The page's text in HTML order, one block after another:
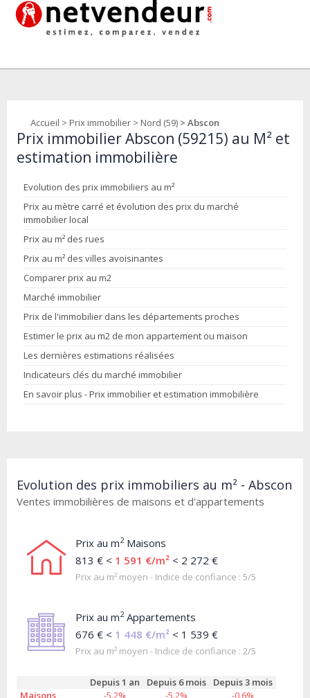
Accueil > Prix immobilier > Nord (59) > Abscon
Prix immobilier Abscon (59215) au M² et
estimation immobilière
Evolution des prix immobiliers au m²
Prix au mètre carré et évolution des prix du marché
immobilier local
Prix au m² des rues
Prix au m² des villes avoisinantes
Comparer prix au m2
Marché immobilier
Prix de l'immobilier dans les départements proches
Estimer le prix au m2 de mon appartement ou maison
Les dernières estimations réalisées
Indicateurs clés du marché immobilier
En savoir plus - Prix immobilier et estimation immobilière
Evolution des prix immobiliers au m² - Abscon
Ventes immobilières de maisons et d'appartements
Prix au m2Maisons
813 € < 1 591 €/m² < 2 272 €
Prix au m² moyen - Indice de confiance : 5/5
Prix au m2Appartements
676 € < 1 448 €/m² < 1 539 €
Prix au m² moyen - Indice de confiance : 2/5
Depuis 1 an Depuis 6 mois
Depuis 3 mois
Maisons
-5.2% -5.2%
-0.6%